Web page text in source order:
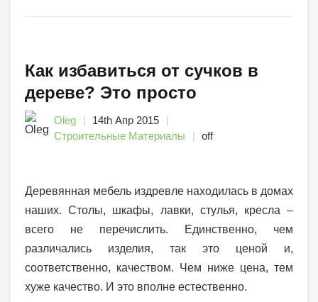
Как избавиться от сучков в
дереве? Это просто
Oleg
14th Апр 2015
Строительные Материалы
off
Деревянная мебель издревле находилась в домах
наших. Столы, шкафы, лавки, стулья, кресла –
всего не перечислить. Единственно, чем
различались изделия, так это ценой и,
соответственно, качеством. Чем ниже цена, тем
хуже качество. И это вполне естественно.